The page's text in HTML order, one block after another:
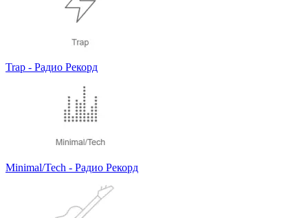
Trap - Радио Рекорд
Minimal/Tech - Радио Рекорд